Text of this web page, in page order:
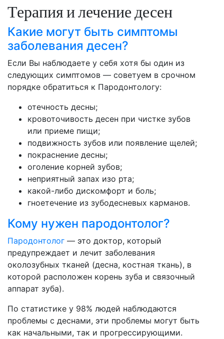
Терапия и лечение десен
Какие могут быть симптомы
заболевания десен?
Если Вы наблюдаете у себя хотя бы один из
следующих симптомов — советуем в срочном
порядке обратиться к Пародонтологу:
отечность десны;
кровоточивость десен при чистке зубов
или приеме пищи;
подвижность зубов или появление щелей;
покраснение десны;
оголение корней зубов;
неприятный запах изо рта;
какой-либо дискомфорт и боль;
гноетечение из зубодесневых карманов.
Кому нужен пародонтолог?
Пародонтолог — это доктор, который
предупреждает и лечит заболевания
околозубных тканей (десна, костная ткань), в
которой расположен корень зуба и связочный
аппарат зуба).
По статистике у 98% людей наблюдаются
проблемы с деснами, эти проблемы могут быть
как начальными, так и прогрессирующими.